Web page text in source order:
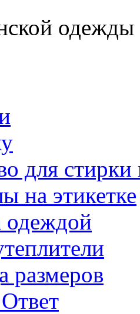
одежды
для стирки
на этикетке
одеждой
размеров